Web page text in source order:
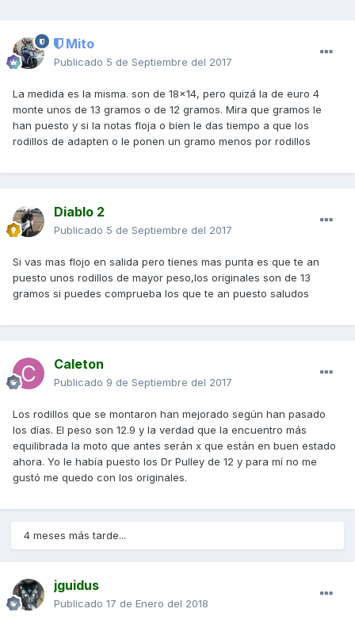
Mito
Publicado 5 de Septiembre del 2017
La medida es la misma. son de 18x14, pero quizá la de euro 4
monte unos de 13 gramos o de 12 gramos. Mira que gramos le
han puesto y si la notas floja o bien le das tiempo a que los
rodillos de adapten o le ponen un gramo menos por rodillos
Diablo 2
Publicado 5 de Septiembre del 2017
Si vas mas flojo en salida pero tienes mas punta es que te an
puesto unos rodillos de mayor peso,los originales son de 13
gramos si puedes comprueba los que te an puesto saludos
Caleton
Publicado 9 de Septiembre del 2017
Los rodillos que se montaron han mejorado según han pasado
los días. El peso son 12.9 y la verdad que la encuentro más
equilibrada la moto que antes serán x que están en buen estado
ahora. Yo le había puesto los Dr Pulley de 12 y para mí no me
gustó me quedo con los originales.
4 meses más tarde...
jguidus
Publicado 17 de Enero del 2018